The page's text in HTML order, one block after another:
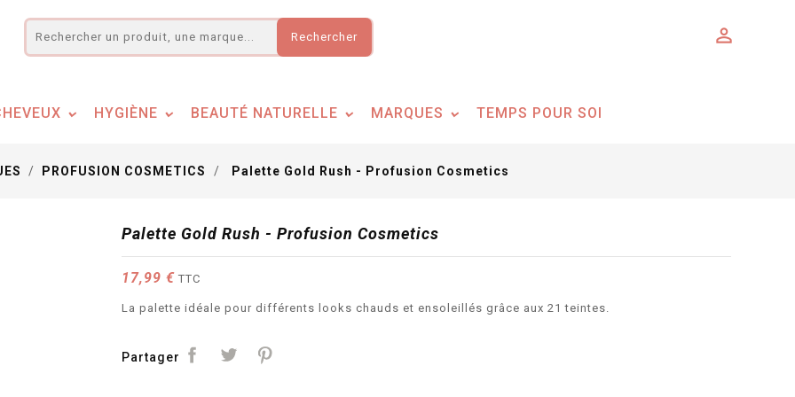
Rechercher 
HYGIÈNE BEAUTÉ NATURELLE MARQUES TEMPS POUR SOI
PROFUSION COSMETICS Palette Gold Rush - Profusion Cosmetics
Palette Gold Rush - Profusion Cosmetics
17,99 € TTC
La palette idéale pour différents looks chauds et ensoleillés grâce aux 21 teintes.
Partager